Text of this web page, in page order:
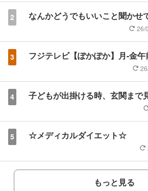
2 なんかどうでもいいこと聞かせ
26/
3 フジテレビ【ぽかぽか】月-金
4 子どもが出掛ける時、玄関まで
5 ☆メディカルダイエット☆
もっと見る